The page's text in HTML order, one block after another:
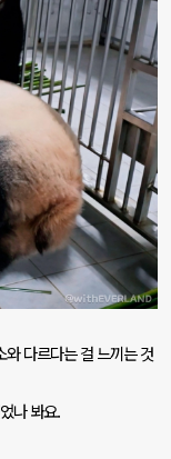
와 다르다는 걸 느끼는 것
나 봐요.